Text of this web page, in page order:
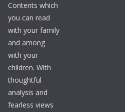
Contents which
you can read
with your family
and among
with your
children. With
thoughtful
analysis and
fearless views